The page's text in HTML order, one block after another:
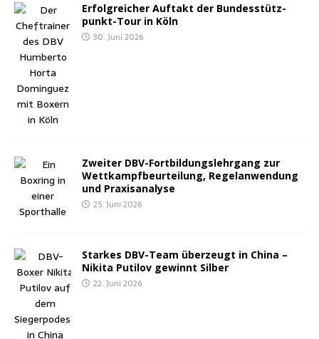
Erfolg­rei­cher Auf­takt der Bun­des­stütz­
punkt-Tour in Köln
30. Juni 2026
Zwei­ter DBV-Fort­bil­dungs­lehr­gang zur
Wett­kampf­be­ur­tei­lung, Regel­an­wen­dung
und Praxisanalyse
25. Juni 2026
Star­kes DBV-Team über­zeugt in Chi­na –
Niki­ta Puti­l­ov gewinnt Silber
22. Juni 2026